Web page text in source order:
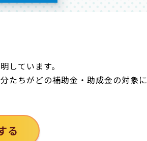
しています。
たちがどの補助金・助成金の対象
る